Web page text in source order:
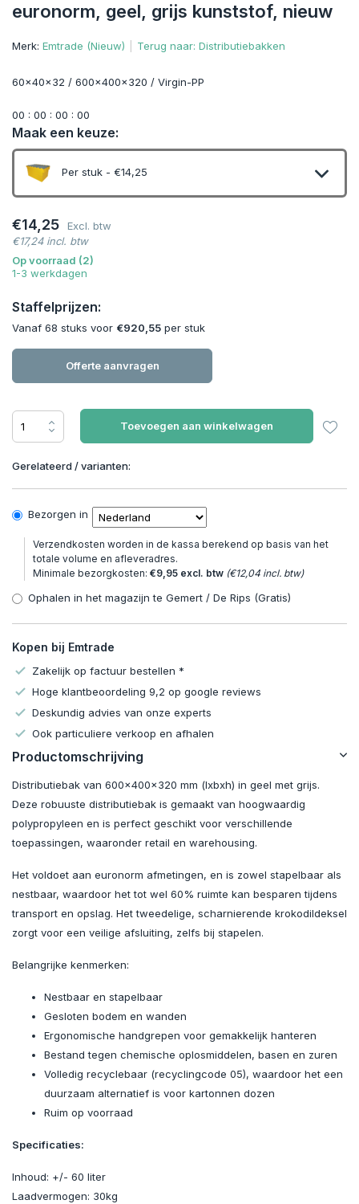
euronorm, geel, grijs kunststof, nieuw
Merk: Emtrade (Nieuw) Terug naar: Distributiebakken
60x40x32 / 600x400x320 / Virgin-PP
00 : 00 : 00 : 00
Maak een keuze:
Per stuk - €14,25
€14,25
Excl. btw
€17,24 incl. btw
Op voorraad (2)
1-3 werkdagen
Staffelprijzen:
Vanaf 68 stuks voor €920,55 per stuk
Offerte aanvragen
Toevoegen aan winkelwagen
Gerelateerd / varianten:
Bezorgen in
Verzendkosten worden in de kassa berekend op basis van het
totale volume en afleveradres.
Minimale bezorgkosten: €9,95 excl. btw (€12,04 incl. btw)
Ophalen in het magazijn te Gemert / De Rips (Gratis)
Kopen bij Emtrade
Zakelijk op factuur bestellen *
Hoge klantbeoordeling 9,2 op google reviews
Deskundig advies van onze experts
Ook particuliere verkoop en afhalen
Productomschrijving
Distributiebak van 600x400x320 mm (lxbxh) in geel met grijs.
Deze robuuste distributiebak is gemaakt van hoogwaardig
polypropyleen en is perfect geschikt voor verschillende
toepassingen, waaronder retail en warehousing.
Het voldoet aan euronorm afmetingen, en is zowel stapelbaar als
nestbaar, waardoor het tot wel 60% ruimte kan besparen tijdens
transport en opslag. Het tweedelige, scharnierende krokodildeksel
zorgt voor een veilige afsluiting, zelfs bij stapelen.
Belangrijke kenmerken:
Nestbaar en stapelbaar
Gesloten bodem en wanden
Ergonomische handgrepen voor gemakkelijk hanteren
Bestand tegen chemische oplosmiddelen, basen en zuren
Volledig recyclebaar (recyclingcode 05), waardoor het een
duurzaam alternatief is voor kartonnen dozen
Ruim op voorraad
Specificaties:
Inhoud: +/- 60 liter
Laadvermogen: 30kg